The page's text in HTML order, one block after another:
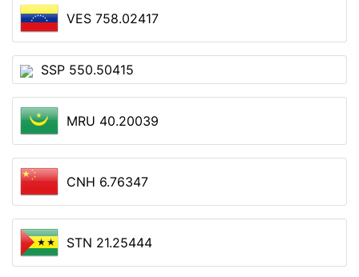
VES 758.02417
SSP 550.50415
MRU 40.20039
CNH 6.76347
STN 21.25444